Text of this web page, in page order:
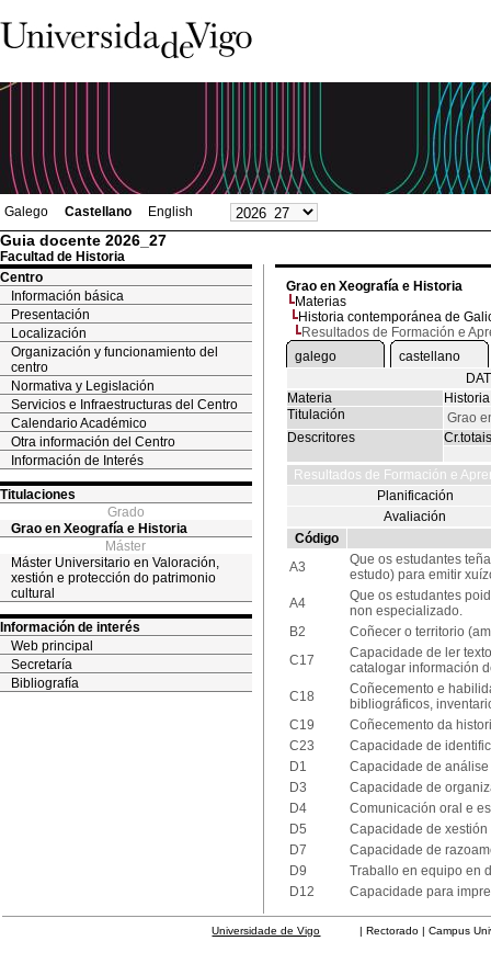
Galego Castellano English
Guia docente 2026_27
Facultad de Historia
Centro
Información básica
Presentación
Localización
Organización y funcionamiento del
centro
Normativa y Legislación
Servicios e Infraestructuras del Centro
Calendario Académico
Otra información del Centro
Información de Interés
Titulaciones
Grado
Grao en Xeografía e Historia
Máster
Máster Universitario en Valoración,
xestión e protección do patrimonio
cultural
Información de interés
Web principal
Secretaría
Bibliografía
Grao en Xeografía e Historia
Materias
Historia contemporánea de
Resultados de Formación e
galego
castellano
Materia
Titulación
Grao
Descritores
Cr.totais
Resultados de Formación e
Planificación
Avaliación
Código
A3
Que os estudantes
estudo) para emitir
A4
Que os estudantes
non especializado.
B2
Coñecer o territorio
C17
Capacidade de ler
catalogar información
C18
Coñecemento e
bibliográficos,
C19
Coñecemento da
C23
Capacidade de
D1
Capacidade de
D3
Capacidade de
D4
Comunicación oral e
D5
Capacidade de
D7
Capacidade de
D9
Traballo en equipo en
D12
Capacidade para
Universidade de Vigo | Rectorado | Campus